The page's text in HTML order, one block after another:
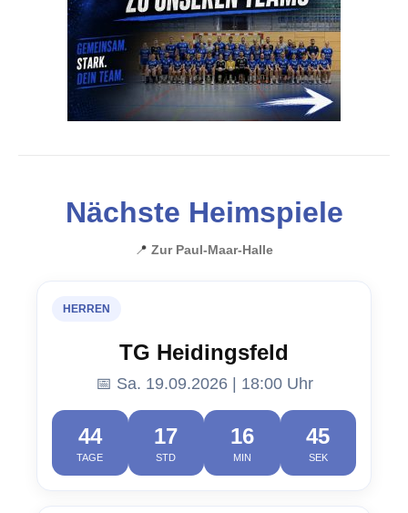
Nächste Heimspiele
📍 Zur Paul-Maar-Halle
HERREN
TG Heidingsfeld
📅 Sa. 19.09.2026 | 18:00 Uhr
44
TAGE
17
STD
16
MIN
44
SEK